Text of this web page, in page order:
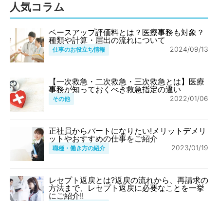
人気コラム
ベースアップ評価料とは？医療事務も対象？
種類や計算・届出の流れについて
仕事のお役立ち情報 2024/09/13
【一次救急・二次救急・三次救急とは】医療
事務が知っておくべき救急指定の違い
その他 2022/01/06
正社員からパートになりたい!メリットデメリ
ットやおすすめの仕事をご紹介
職種・働き方の紹介 2023/01/19
レセプト返戻とは?返戻の流れから、再請求の
方法まで、レセプト返戻に必要なことを一挙
にご紹介!!